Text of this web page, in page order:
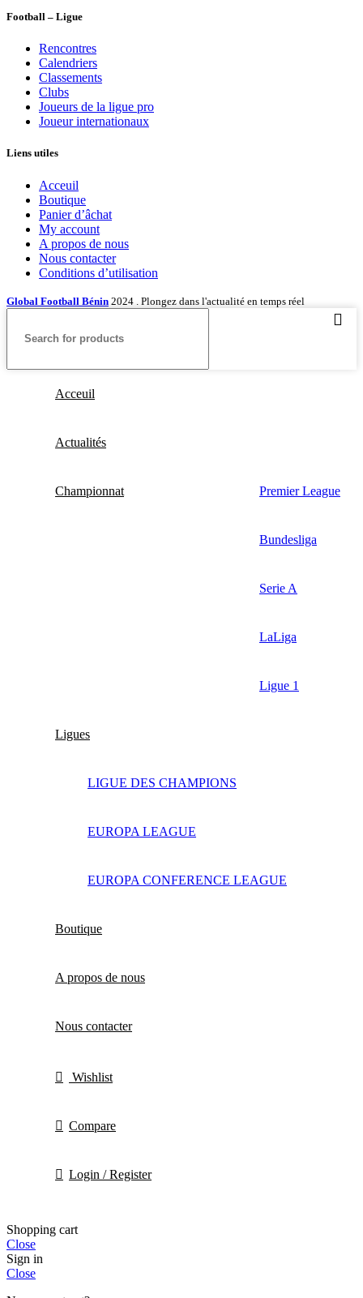
Football – Ligue
Rencontres
Calendriers
Classements
Clubs
Joueurs de la ligue pro
Joueur internationaux
Liens utiles
Acceuil
Boutique
Panier d’âchat
My account
A propos de nous
Nous contacter
Conditions d’utilisation
Global Football Bénin 2024 . Plongez dans l'actualité en temps réel
Acceuil
Actualités
Championnat Premier League
Bundesliga
Serie A
LaLiga
Ligue 1
Ligues
LIGUE DES CHAMPIONS
EUROPA LEAGUE
EUROPA CONFERENCE LEAGUE
Boutique
A propos de nous
Nous contacter
Wishlist
Compare
Login / Register
Shopping cart
Close
Sign in
Close